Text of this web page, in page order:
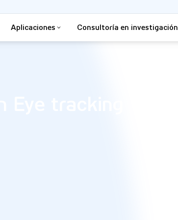
Aplicaciones Consultoría en investigación
Eye tracking